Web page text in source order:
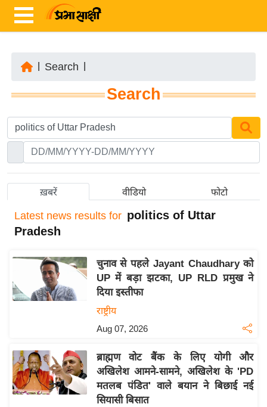
ज़ा
ख
र
ष्ट्री
अं
त
य
बि
उ
द्यो
ग
Search
Search
ख़बरें वीडियो फोटो
Latest news results for politics of Uttar
Pradesh
चुनाव से पहले Jayant Chaudhary को
UP में बड़ा झटका, UP RLD प्रमुख ने
दिया इस्तीफा
राष्ट्रीय
Aug 07, 2026
ब्राह्मण वोट बैंक के लिए योगी और
अखिलेश आमने-सामने, अखिलेश के 'PD
मतलब पंडित' वाले बयान ने बिछाई नई
सियासी बिसात